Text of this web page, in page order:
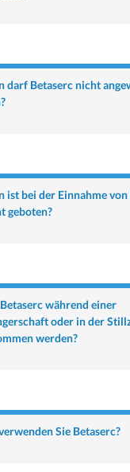
darf Betaserc nicht
ist bei der Einnahme von
geboten?
während einer
oder in der
werden?
Sie Betaserc?